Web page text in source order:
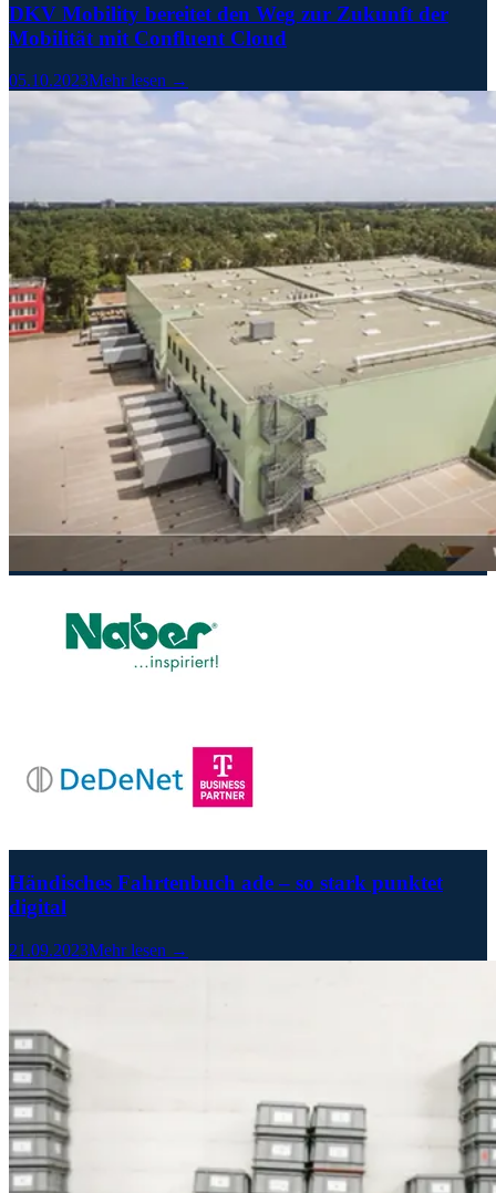
DKV Mobility bereitet den Weg zur Zukunft der
Mobilität mit Confluent Cloud
05.10.2023Mehr lesen →
Händisches Fahrtenbuch ade – so stark punktet
digital
21.09.2023Mehr lesen →